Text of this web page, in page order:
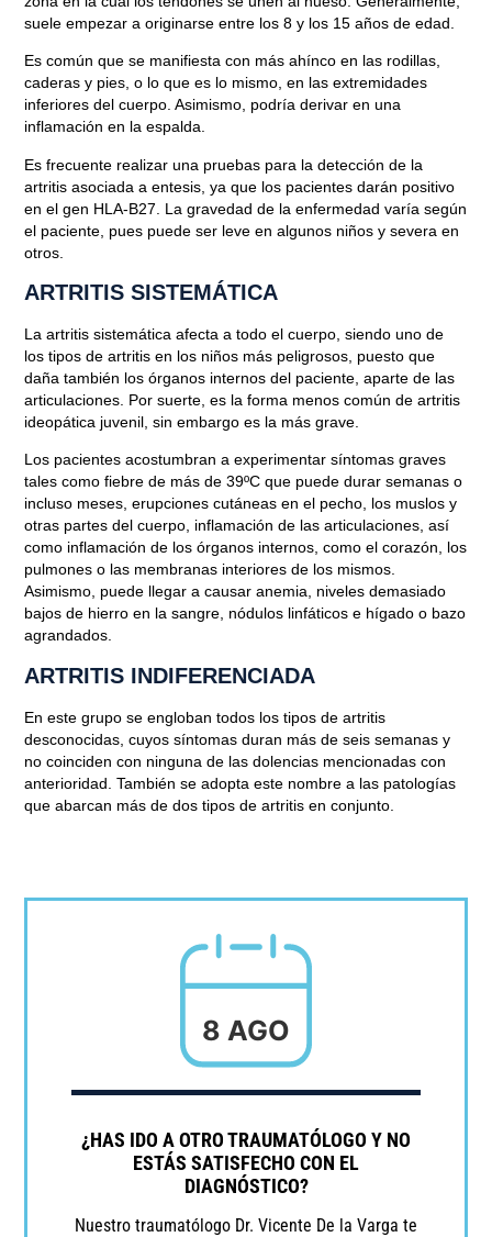
suele empezar a originarseentre los 8 y los 15 años de edad.
Es común que se manifiesta con más ahínco en las rodillas,
caderas y pies, o lo que es lo mismo, en las extremidades
inferiores del cuerpo. Asimismo, podría derivar en una
inflamación en la espalda.
Es frecuente realizar una pruebas para ladetección de la
artritis asociada a entesis , ya que los pacientes darán positivo
en el gen HLA-B27.
La gravedad de la enfermedad varía según
el paciente, pues puede ser leve en algunos niños y severa en
otros.
ARTRITIS SISTEMÁTICA
La artritis sistemáticaafecta a todo el cuerpo , siendo uno de
los tipos de artritis en los niños más peligrosos, puesto que
daña también los órganos internos del paciente , aparte de las
articulaciones. Por suerte, es la forma menos común de artritis
ideopática juvenil, sin embargo es la más grave.
Los pacientes acostumbran a experimentar síntomas graves
tales como fiebre de más de 39ºC que puede durar semanas o
incluso meses, erupciones cutáneas en el pecho, los muslos y
otras partes del cuerpo, inflamación de las articulaciones, así
como inflamación de los órganos internos, como el corazón, los
pulmones o las membranas interiores de los mismos.
Asimismo, puede llegar a causar anemia, niveles demasiado
bajos de hierro en la sangre, nódulos linfáticos e hígado o bazo
agrandados.
ARTRITIS INDIFERENCIADA
En este grupo se engloban todos los tipos de artritis
desconocidas , cuyos síntomas duran más de seis semanas y
no coinciden con ninguna de las dolencias mencionadas con
anterioridad. También se adopta este nombre a las patologías
que abarcan más de dos tipos de artritis en conjunto
8 AGO
¿HAS IDO A OTRO TRAUMATÓLOGO Y NO
ESTÁS SATISFECHO CON EL
DIAGNÓSTICO?
Nuestro traumatólogo Dr. Vicente De la Varga te